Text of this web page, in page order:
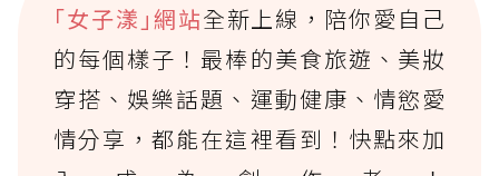
｢女子漾｣網站全新上線，陪你愛自己
的每個樣子！最棒的美食旅遊、美妝
穿搭、娛樂話題、運動健康、情慾愛
情分享，都能在這裡看到！快點來加